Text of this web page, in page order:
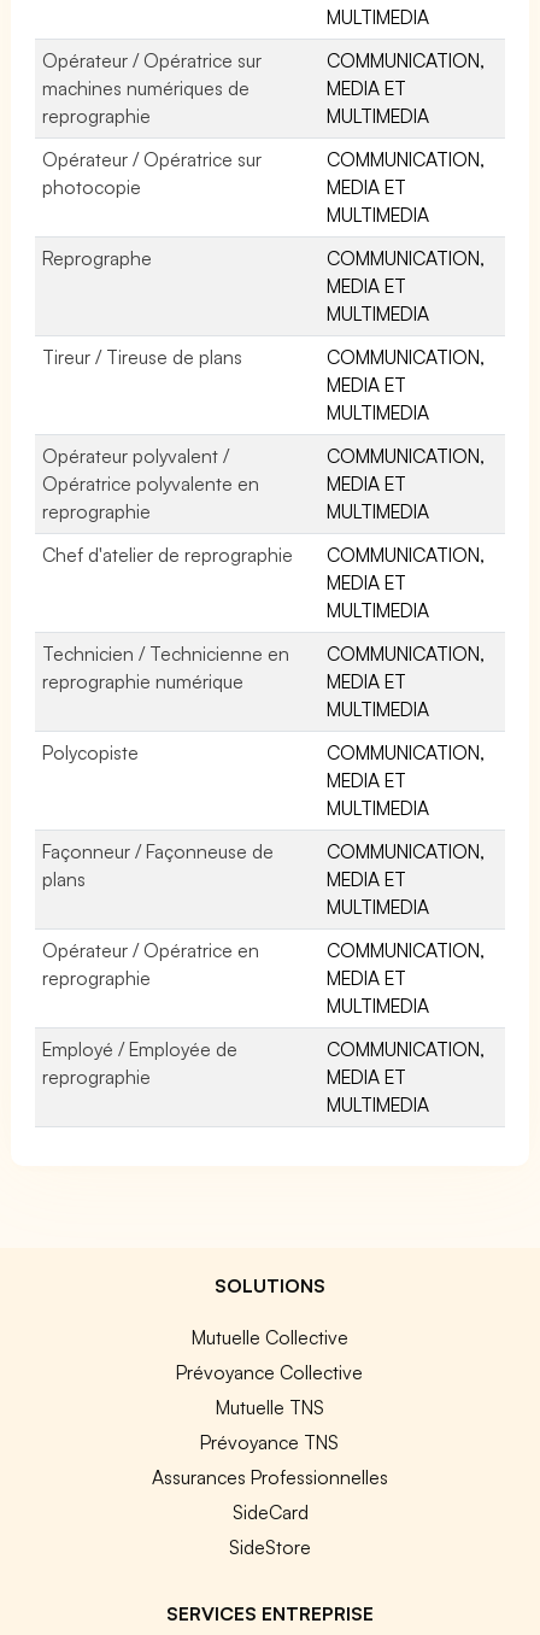
MULTIMEDIA
Opérateur / Opératrice sur
machines numériques de
reprographie
COMMUNICATION,
MEDIA ET
MULTIMEDIA
Opérateur / Opératrice sur
photocopie
COMMUNICATION,
MEDIA ET
MULTIMEDIA
Reprographe
COMMUNICATION,
MEDIA ET
MULTIMEDIA
Tireur / Tireuse de plans
COMMUNICATION,
MEDIA ET
MULTIMEDIA
Opérateur polyvalent /
Opératrice polyvalente en
reprographie
COMMUNICATION,
MEDIA ET
MULTIMEDIA
Chef d'atelier de reprographie
COMMUNICATION,
MEDIA ET
MULTIMEDIA
Technicien / Technicienne en
reprographie numérique
COMMUNICATION,
MEDIA ET
MULTIMEDIA
Polycopiste
COMMUNICATION,
MEDIA ET
MULTIMEDIA
Façonneur / Façonneuse de
plans
COMMUNICATION,
MEDIA ET
MULTIMEDIA
Opérateur / Opératrice en
reprographie
COMMUNICATION,
MEDIA ET
MULTIMEDIA
Employé / Employée de
reprographie
COMMUNICATION,
MEDIA ET
MULTIMEDIA
SOLUTIONS
Mutuelle Collective
Prévoyance Collective
Mutuelle TNS
Prévoyance TNS
Assurances Professionnelles
SideCard
SideStore
SERVICES ENTREPRISE